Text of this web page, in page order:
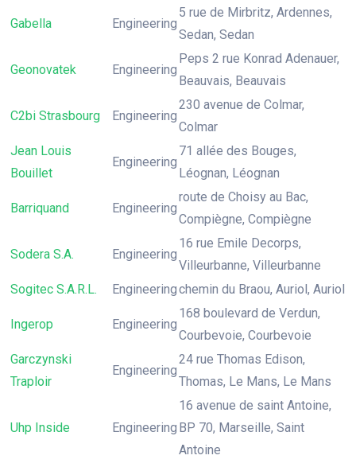
Gabella Engineering
5 rue de Mirbritz, Ardennes,
Sedan, Sedan
Geonovatek Engineering
Peps 2 rue Konrad Adenauer,
Beauvais, Beauvais
C2bi Strasbourg Engineering
230 avenue de Colmar,
Colmar
Jean Louis
Bouillet
Engineering
71 allée des Bouges,
Léognan, Léognan
Barriquand Engineering
route de Choisy au Bac,
Compiègne, Compiègne
Sodera S.A. Engineering
16 rue Emile Decorps,
Villeurbanne, Villeurbanne
Sogitec S.A.R.L.
Engineeringchemin du Braou, Auriol, Auriol
Ingerop Engineering
168 boulevard de Verdun,
Courbevoie, Courbevoie
Garczynski
Traploir
Engineering
24 rue Thomas Edison,
Thomas, Le Mans, Le Mans
Uhp Inside Engineering
16 avenue de saint Antoine,
BP 70, Marseille, Saint
Antoine